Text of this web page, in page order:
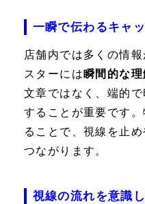
一瞬で伝わるキャ
店舗内では多くの情
スターには瞬間的な理
文章ではなく、端的
することが重要です。
ることで、視線を止
つながります。
視線の流れを意識